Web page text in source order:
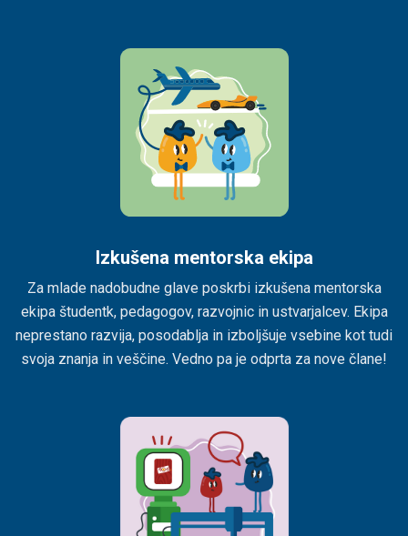
Izkušena mentorska ekipa
Za mlade nadobudne glave poskrbi izkušena mentorska
ekipa študentk, pedagogov, razvojnic in ustvarjalcev. Ekipa
neprestano razvija, posodablja in izboljšuje vsebine kot tudi
svoja znanja in veščine. Vedno pa je odprta za nove člane!